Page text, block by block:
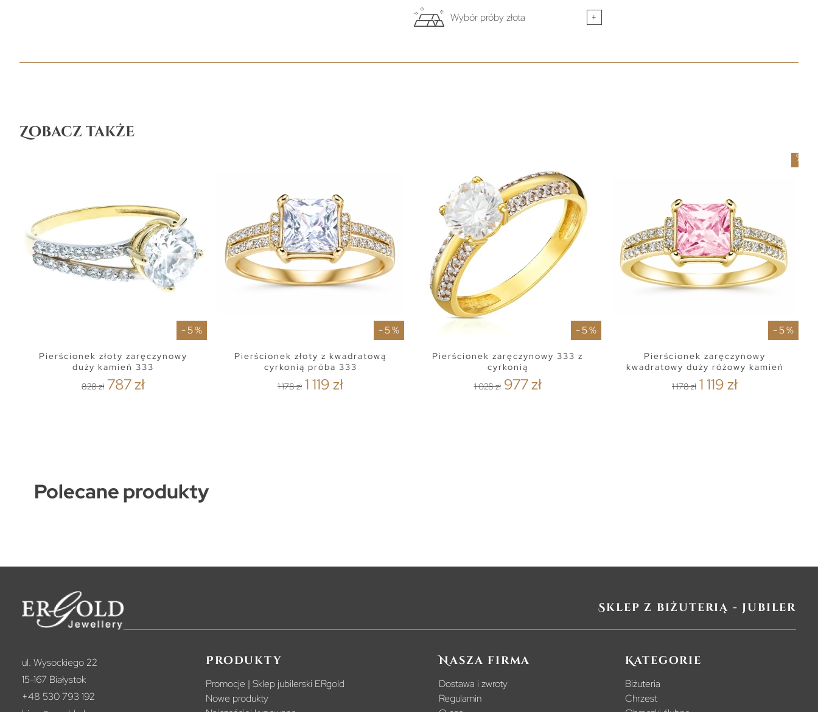
Wybór próby złota +
Zobacz także
- 5 %
Pierścionek złoty zaręczynowy
duży kamień 333
828 zł 787 zł
- 5 %
Pierścionek złoty z kwadratową
cyrkonią próba 333
1 178 zł 1 119 zł
- 5 %
Pierścionek zaręczynowy 333 z
cyrkonią
1 028 zł 977 zł
- 5 %
Pierścionek zaręczynowy
kwadratowy duży różowy kamień
1 178 zł 1 119 zł
%
Polecane produkty
Sklep z biżuterią - jubiler
ul. Wysockiego 22
15-167 Białystok
+48 530 793 192
Produkty
Promocje | Sklep jubilerski ERgold
Nowe produkty
Nasza firma
Dostawa i zwroty
Regulamin
Kategorie
Biżuteria
Chrzest